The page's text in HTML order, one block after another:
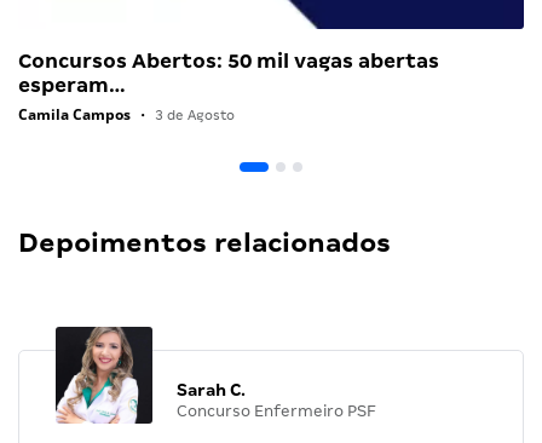
Concursos Abertos: 50 mil vagas abertas
esperam…
Camila Campos • 3 de Agosto
Depoimentos relacionados
Sarah C.
Concurso Enfermeiro PSF